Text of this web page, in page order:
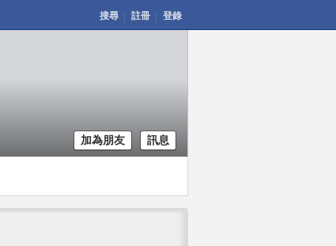
搜尋 註冊 登錄
訊息
加為朋友